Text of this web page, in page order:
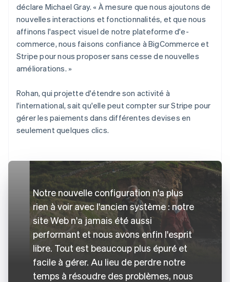
déclare Michael Gray. « À mesure que nous ajoutons de
nouvelles interactions et fonctionnalités, et que nous
affinons l'aspect visuel de notre plateforme d'e-
commerce, nous faisons confiance à BigCommerce et
Stripe pour nous proposer sans cesse de nouvelles
améliorations. »
Rohan, qui projette d'étendre son activité à
l'international, sait qu'elle peut compter sur Stripe pour
gérer les paiements dans différentes devises en
seulement quelques clics.
Notre nouvelle configuration n'a plus
rien à voir avec l'ancien système : notre
site Web n'a jamais été aussi
performant et nous avons enfin l'esprit
libre. Tout est beaucoup plus épuré et
facile à gérer. Au lieu de perdre notre
temps à résoudre des problèmes, nous